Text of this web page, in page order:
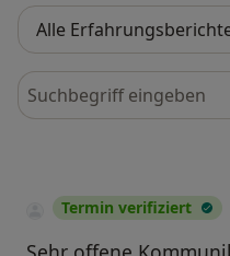
Bewertungen
Termin verifiziert